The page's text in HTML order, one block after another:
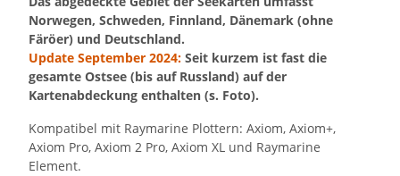
Norwegen, Schweden, Finnland, Dänemark (ohne
Färöer) und Deutschland.
Update September 2024: Seit kurzem ist fast die
gesamte Ostsee (bis auf Russland) auf der
Kartenabdeckung enthalten (s. Foto).
Kompatibel mit Raymarine Plottern: Axiom, Axiom+,
Axiom Pro, Axiom 2 Pro, Axiom XL und Raymarine
Element.